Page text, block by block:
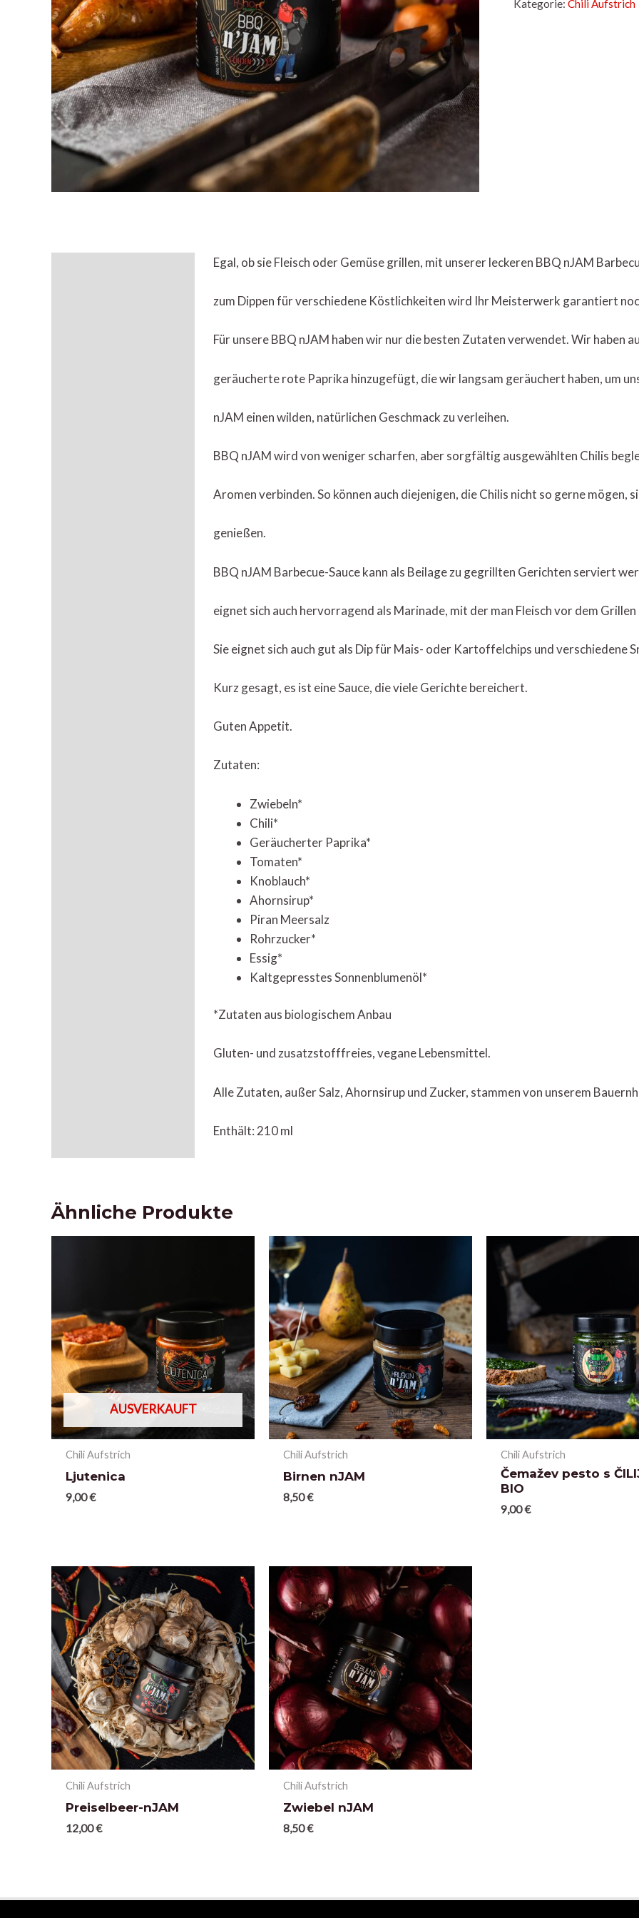
Kategorie: Chili Aufstrich
Egal, ob sie Fleisch oder Gemüse grillen, mit unserer leckeren BBQ nJAM
zum Dippen für verschiedene Köstlichkeiten wird Ihr Meisterwerk garantiert
Für unsere BBQ nJAM haben wir nur die besten Zutaten verwendet. Wir haben
geräucherte rote Paprika hinzugefügt, die wir langsam geräuchert haben, um
nJAM einen wilden, natürlichen Geschmack zu verleihen.
BBQ nJAM wird von weniger scharfen, aber sorgfältig ausgewählten Chilis
Aromen verbinden. So können auch diejenigen, die Chilis nicht so gerne mögen,
genießen.
BBQ nJAM Barbecue-Sauce kann als Beilage zu gegrillten Gerichten serviert
eignet sich auch hervorragend als Marinade, mit der man Fleisch vor dem
Sie eignet sich auch gut als Dip für Mais- oder Kartoffelchips und verschiedene
Kurz gesagt, es ist eine Sauce, die viele Gerichte bereichert.
Guten Appetit.
Zutaten:
Zwiebeln*
Chili*
Geräucherter Paprika*
Tomaten*
Knoblauch*
Ahornsirup*
Piran Meersalz
Rohrzucker*
Essig*
Kaltgepresstes Sonnenblumenöl*
*Zutaten aus biologischem Anbau
Gluten- und zusatzstofffreies, vegane Lebensmittel.
Alle Zutaten, außer Salz, Ahornsirup und Zucker, stammen von unserem
Enthält: 210 ml
Ähnliche Produkte
AUSVERKAUFT
Chili Aufstrich
Ljutenica
9,00€
Chili Aufstrich
Birnen nJAM
8,50€
Chili Aufstrich
Čemažev pesto s
BIO
9,00€
Chili Aufstrich
Preiselbeer-nJAM
12,00€
Chili Aufstrich
Zwiebel nJAM
8,50€